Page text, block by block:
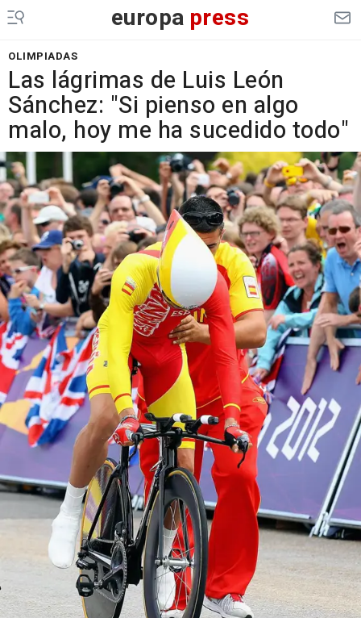
europa press
OLIMPIADAS
Las lágrimas de Luis León
Sánchez: "Si pienso en algo
malo, hoy me ha sucedido todo"